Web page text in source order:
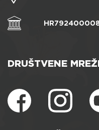
DRUŠTVENE